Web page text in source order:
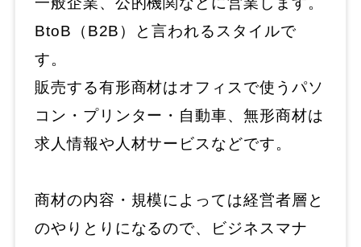
BtoB（B2B）と言われるスタイルで
す。
販売する有形商材はオフィスで使うパソ
コン・プリンター・自動車、無形商材は
求人情報や人材サービスなどです。
商材の内容・規模によっては経営者層と
のやりとりになるので、ビジネスマナ